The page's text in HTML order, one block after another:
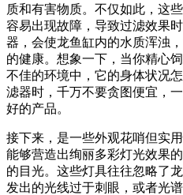
质和有害物质。不仅如此，这
容易出现故障，导致过滤效果
器，会使龙鱼缸内的水质浑浊
的健康。想象一下，当你精心
不佳的环境中，它的身体状况
滤器时，千万不要贪图便宜，
好的产品。
接下来，是一些外观花哨但实
能够营造出绚丽多彩灯光效果
的目光。这些灯具往往忽略了
发出的光线过于刺眼，或者光